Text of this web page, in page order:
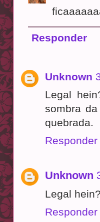
Responder
Unknown
Legal
sombra
quebrada.
Responder
Unknown
Legal
Responder